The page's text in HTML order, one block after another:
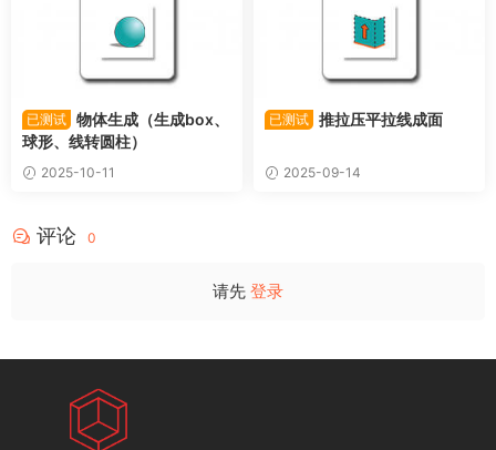
已测试 物体生成（生成box、
球形、线转圆柱）
2025-10-11
已测试 推拉压平拉线成面
2025-09-14
评论 0
请先 登录